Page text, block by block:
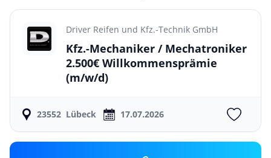
Driver Reifen und Kfz.-Technik GmbH
Kfz.-Mechaniker / Mechatroniker
2.500€ Willkommensprämie
(m/w/d)
23552 Lübeck 17.07.2026